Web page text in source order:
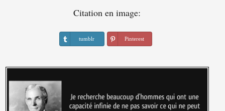
Citation en image:
tumblr Pinterest